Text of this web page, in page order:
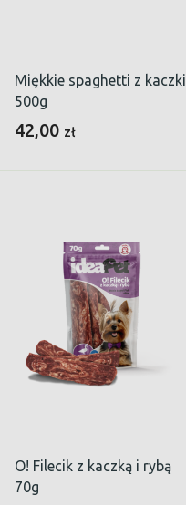
Miękkie spaghetti z kaczki
500g
42,00 zł
O! Filecik z kaczką i rybą
70g